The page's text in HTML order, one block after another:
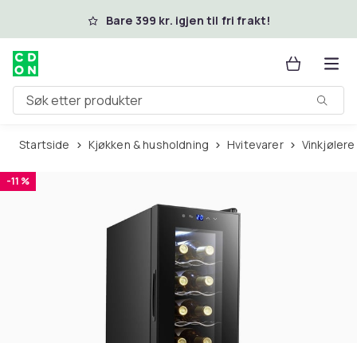
Hopp til hovedinnholdBare 399 kr. igjen til fri frakt!
Søk etter produkter
Startside Kjøkken & husholdning Hvitevarer Vinkjølere
-11 %